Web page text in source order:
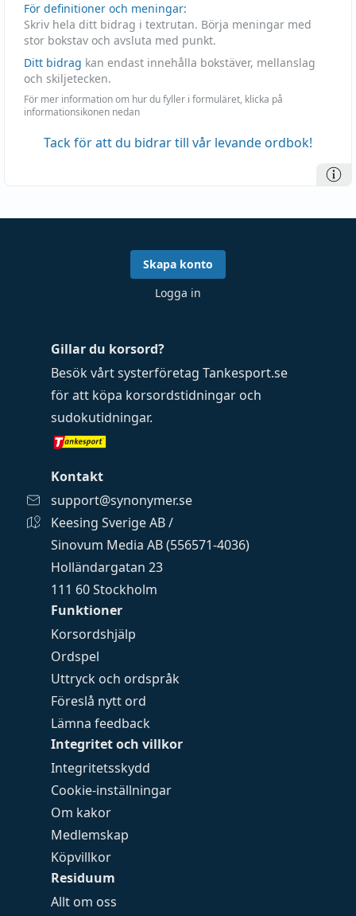
För definitioner och meningar:
Skriv hela ditt bidrag i textrutan. Börja meningar med
stor bokstav och avsluta med punkt.
Ditt bidrag kan endast innehålla bokstäver, mellanslag
och skiljetecken.
För mer information om hur du fyller i formuläret, klicka på
informationsikonen nedan
Tack för att du bidrar till vår levande ordbok!
Funktioner
Korsordshjälp
Ordspel
Uttryck och ordspråk
Föreslå nytt ord
Lämna feedback
Integritet och villkor
Integritetsskydd
Cookie-inställningar
Om kakor
Medlemskap
Köpvillkor
Residuum
Allt om oss
Gillar du korsord?
Besök vårt systerföretag Tankesport.se
för att köpa korsordstidningar och
sudokutidningar.
Kontakt
support@synonymer.se
Keesing Sverige AB /
Sinovum Media AB (556571-4036)
Holländargatan 23
111 60 Stockholm
Skapa konto
Logga in